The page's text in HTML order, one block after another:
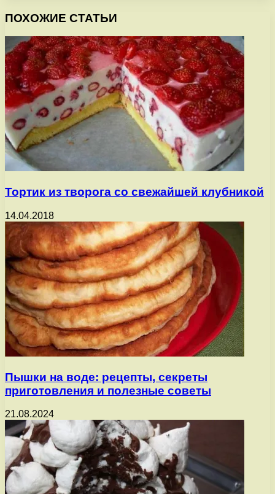
ПОХОЖИЕ СТАТЬИ
Тортик из творога со свежайшей клубникой
14.04.2018
Пышки на воде: рецепты, секреты
приготовления и полезные советы
21.08.2024